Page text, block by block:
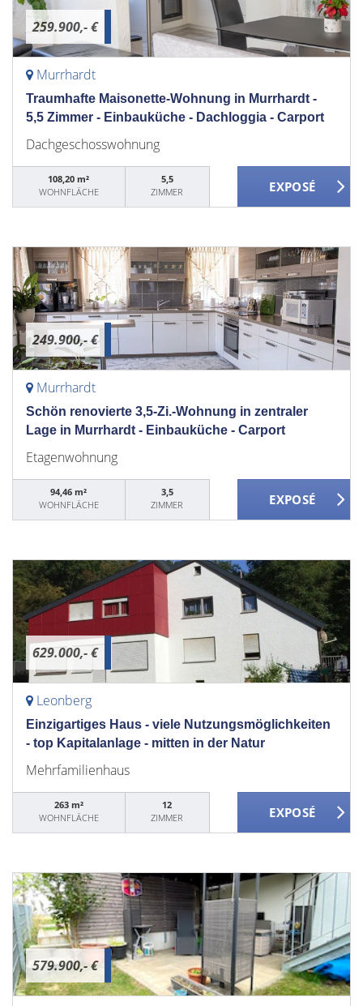
259.900,- €
Murrhardt
Traumhafte Maisonette-Wohnung in Murrhardt -
5,5 Zimmer - Einbauküche - Dachloggia - Carport
Dachgeschosswohnung
108,20 m²
WOHNFLÄCHE
5,5
ZIMMER
249.900,- €
Murrhardt
Schön renovierte 3,5-Zi.-Wohnung in zentraler
Lage in Murrhardt - Einbauküche - Carport
Etagenwohnung
94,46 m²
WOHNFLÄCHE
3,5
ZIMMER
629.000,- €
Leonberg
Einzigartiges Haus - viele Nutzungsmöglichkeiten
- top Kapitalanlage - mitten in der Natur
Mehrfamilienhaus
263 m²
WOHNFLÄCHE
12
ZIMMER
579.900,- €